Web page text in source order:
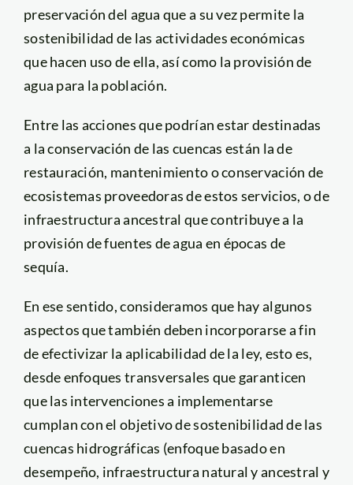
preservación del agua que a su vez permite la
sostenibilidad de las actividades económicas
que hacen uso de ella, así como la provisión de
agua para la población.
Entre las acciones que podrían estar destinadas
a la conservación de las cuencas están la de
restauración, mantenimiento o conservación de
ecosistemas proveedoras de estos servicios, o de
infraestructura ancestral que contribuye a la
provisión de fuentes de agua en épocas de
sequía.
En ese sentido, consideramos que hay algunos
aspectos que también deben incorporarse a fin
de efectivizar la aplicabilidad de la ley, esto es,
desde enfoques transversales que garanticen
que las intervenciones a implementarse
cumplan con el objetivo de sostenibilidad de las
cuencas hidrográficas (enfoque basado en
desempeño, infraestructura natural y ancestral y